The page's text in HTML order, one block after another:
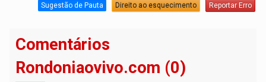
Sugestão de Pauta Direito ao esquecimento Reportar Erro
Comentários
Rondoniaovivo.com (0)